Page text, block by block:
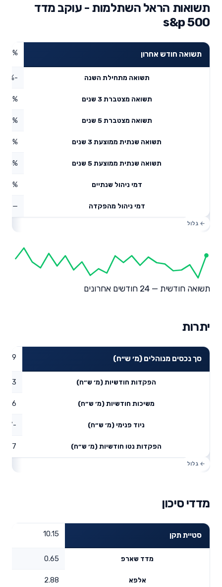
תשואות הראל השתלמות - עוקב מדד
s&p 500
תשואה חודש אחרון
תשואה מתחילת השנה -2.61%
תשואה מצטברת 3 שנים
תשואה מצטברת 5 שנים
תשואה שנתית ממוצעת 3 שנים
תשואה שנתית ממוצעת 5 שנים
דמי ניהול שנתיים 0.5%
דמי ניהול מהפקדה —
תשואה חודשית — 24 חודשים אחרונים
יתרות
סך נכסים מנוהלים (מ׳ ש״ח)
הפקדות חודשיות (מ׳ ש״ח)
משיכות חודשיות (מ׳ ש״ח)
ניוד פנימי (מ׳ ש״ח) -74.7
הפקדות נטו חודשיות (מ׳ ש״ח) 6.97
מדדי סיכון
סטיית תקן 10.15
מדד שארפ 0.65
אלפא 2.88